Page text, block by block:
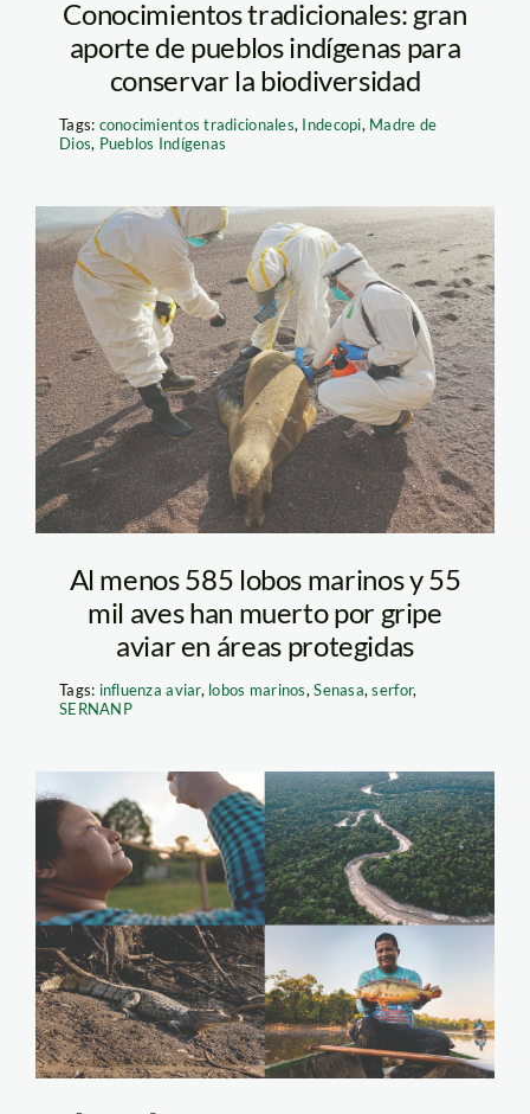
Conocimientos tradicionales: gran
aporte de pueblos indígenas para
conservar la biodiversidad
Tags: conocimientos tradicionales, Indecopi, Madre de
Dios, Pueblos Indígenas
lobo-marino—
influenza-aviar—
sernanp
Al menos 585 lobos marinos y 55
mil aves han muerto por gripe
aviar en áreas protegidas
Tags: influenza aviar, lobos marinos,Senasa,serfor,
SERNANP
Parque-Nacional-
Yaguas—Diego-Pérez-
1